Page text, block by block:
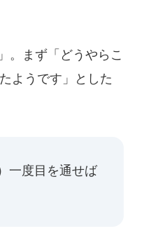
。まず「どうやらこ
ようです」とした
一度目を通せば